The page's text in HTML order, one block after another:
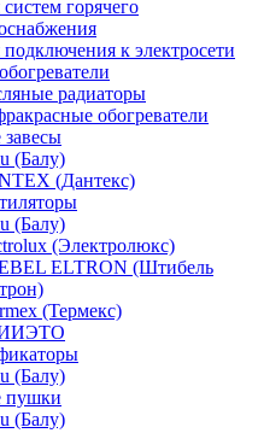
горячего
к электросети
радиаторы
обогреватели
(Балу)
(Дантекс)
(Балу)
(Электролюкс)
ELTRON (Штибель
(Термекс)
(Балу)
пушки
(Балу)